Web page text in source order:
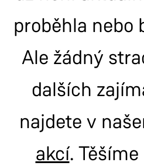
proběhla nebo
Ale žádný
dalších
najdete v
akcí.